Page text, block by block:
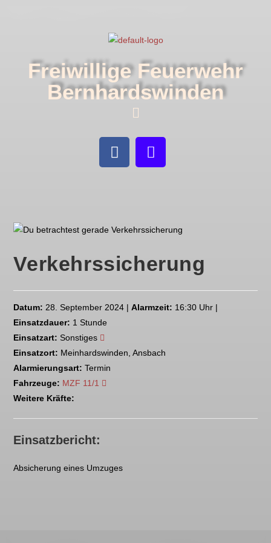
Freiwillige Feuerwehr
Bernhardswinden
Verkehrssicherung
Datum: 28. September 2024 |Alarmzeit: 16:30 Uhr |
Einsatzdauer: 1 Stunde
Einsatzart: Sonstiges
Einsatzort: Meinhardswinden, Ansbach
Alarmierungsart: Termin
Fahrzeuge: MZF 11/1
Weitere Kräfte:
Einsatzbericht:
Absicherung eines Umzuges